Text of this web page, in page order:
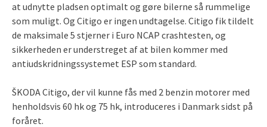
at udnytte pladsen optimalt og gøre bilerne så rummelige
som muligt. Og Citigo er ingen undtagelse. Citigo fik tildelt
de maksimale 5 stjerner i Euro NCAP crashtesten, og
sikkerheden er understreget af at bilen kommer med
antiudskridningssystemet ESP som standard.
ŠKODA Citigo, der vil kunne fås med 2 benzin motorer med
henholdsvis 60 hk og 75 hk, introduceres i Danmark sidst på
foråret.